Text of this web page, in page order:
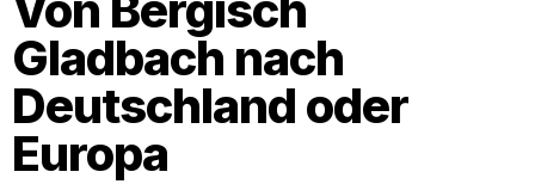
Gladbach nach
Deutschland oder
Europa